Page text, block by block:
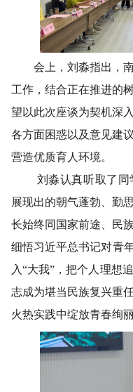
会上，刘淼指出，
工作，结合正在推进的
望以此次座谈为契机深
各方面困惑以及意见建
营造优质育人环境。
刘淼认真听取了
展现出的朝气蓬勃、勤
长始终同国家前途、民
细悟习近平总书记对青
入“大我”，把个人理想
志成为堪当民族复兴重
火热实践中绽放青春绚丽